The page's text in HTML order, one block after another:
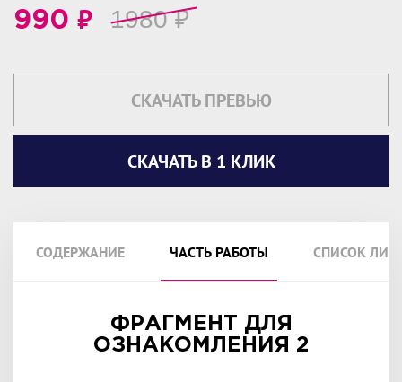
990 ₽ 1980₽
СКАЧАТЬ ПРЕВЬЮ
СКАЧАТЬ В 1 КЛИК
СОДЕРЖАНИЕ ЧАСТЬ РАБОТЫ СПИСОК
ФРАГМЕНТ ДЛЯ
ОЗНАКОМЛЕНИЯ 2